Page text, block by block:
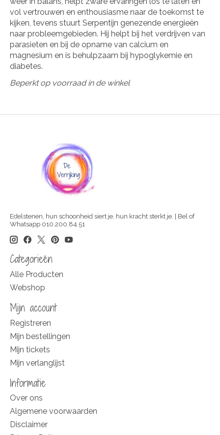
vol vertrouwen en enthousiasme naar de toekomst te
kijken, tevens stuurt Serpentijn genezende energieën
naar probleemgebieden. Hij helpt bij het verdrijven van
parasieten en bij de opname van calcium en
magnesium en is behulpzaam bij hypoglykemie en
diabetes.
Beperkt op voorraad in de winkel
Edelstenen, hun schoonheid siert je, hun kracht sterkt je. | Bel of
Whatsapp 010.200.84.51
Categorieën
Alle Producten
Webshop
Mijn account
Registreren
Mijn bestellingen
Mijn tickets
Mijn verlanglijst
Informatie
Over ons
Algemene voorwaarden
Disclaimer